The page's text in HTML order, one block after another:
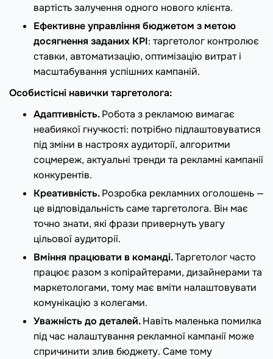
вартість залучення одного нового клієнта.
Ефективне управління бюджетом з метою
досягнення заданих KPI: таргетолог контролює
ставки, автоматизацію, оптимізацію витрат і
масштабування успішних кампаній.
Особистісні навички таргетолога:
Адаптивність.Робота з рекламою вимагає
неабиякої гнучкості: потрібно підлаштовуватися
під зміни в настроях аудиторії, алгоритми
соцмереж, актуальні тренди та рекламні кампанії
конкурентів.
Креативність.Розробка рекламних оголошень —
це відповідальність саме таргетолога. Він має
точно знати, які фрази привернуть увагу
цільової аудиторії.
Вміння працювати в команді.Таргетолог часто
працює разом з копірайтерами, дизайнерами та
маркетологами, тому має вміти налаштовувати
комунікацію з колегами.
Уважність до деталей.Навіть маленька помилка
під час налаштування рекламної кампанії може
спричинити злив бюджету. Саме тому